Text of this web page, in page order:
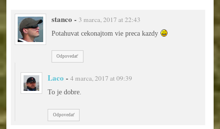
stanco - 3 marca, 2017 at 22:43
Potahuvat cekonajtom vie preca kazdy
Odpovedať
Laco - 4 marca, 2017 at 09:39
To je dobre.
Odpovedať